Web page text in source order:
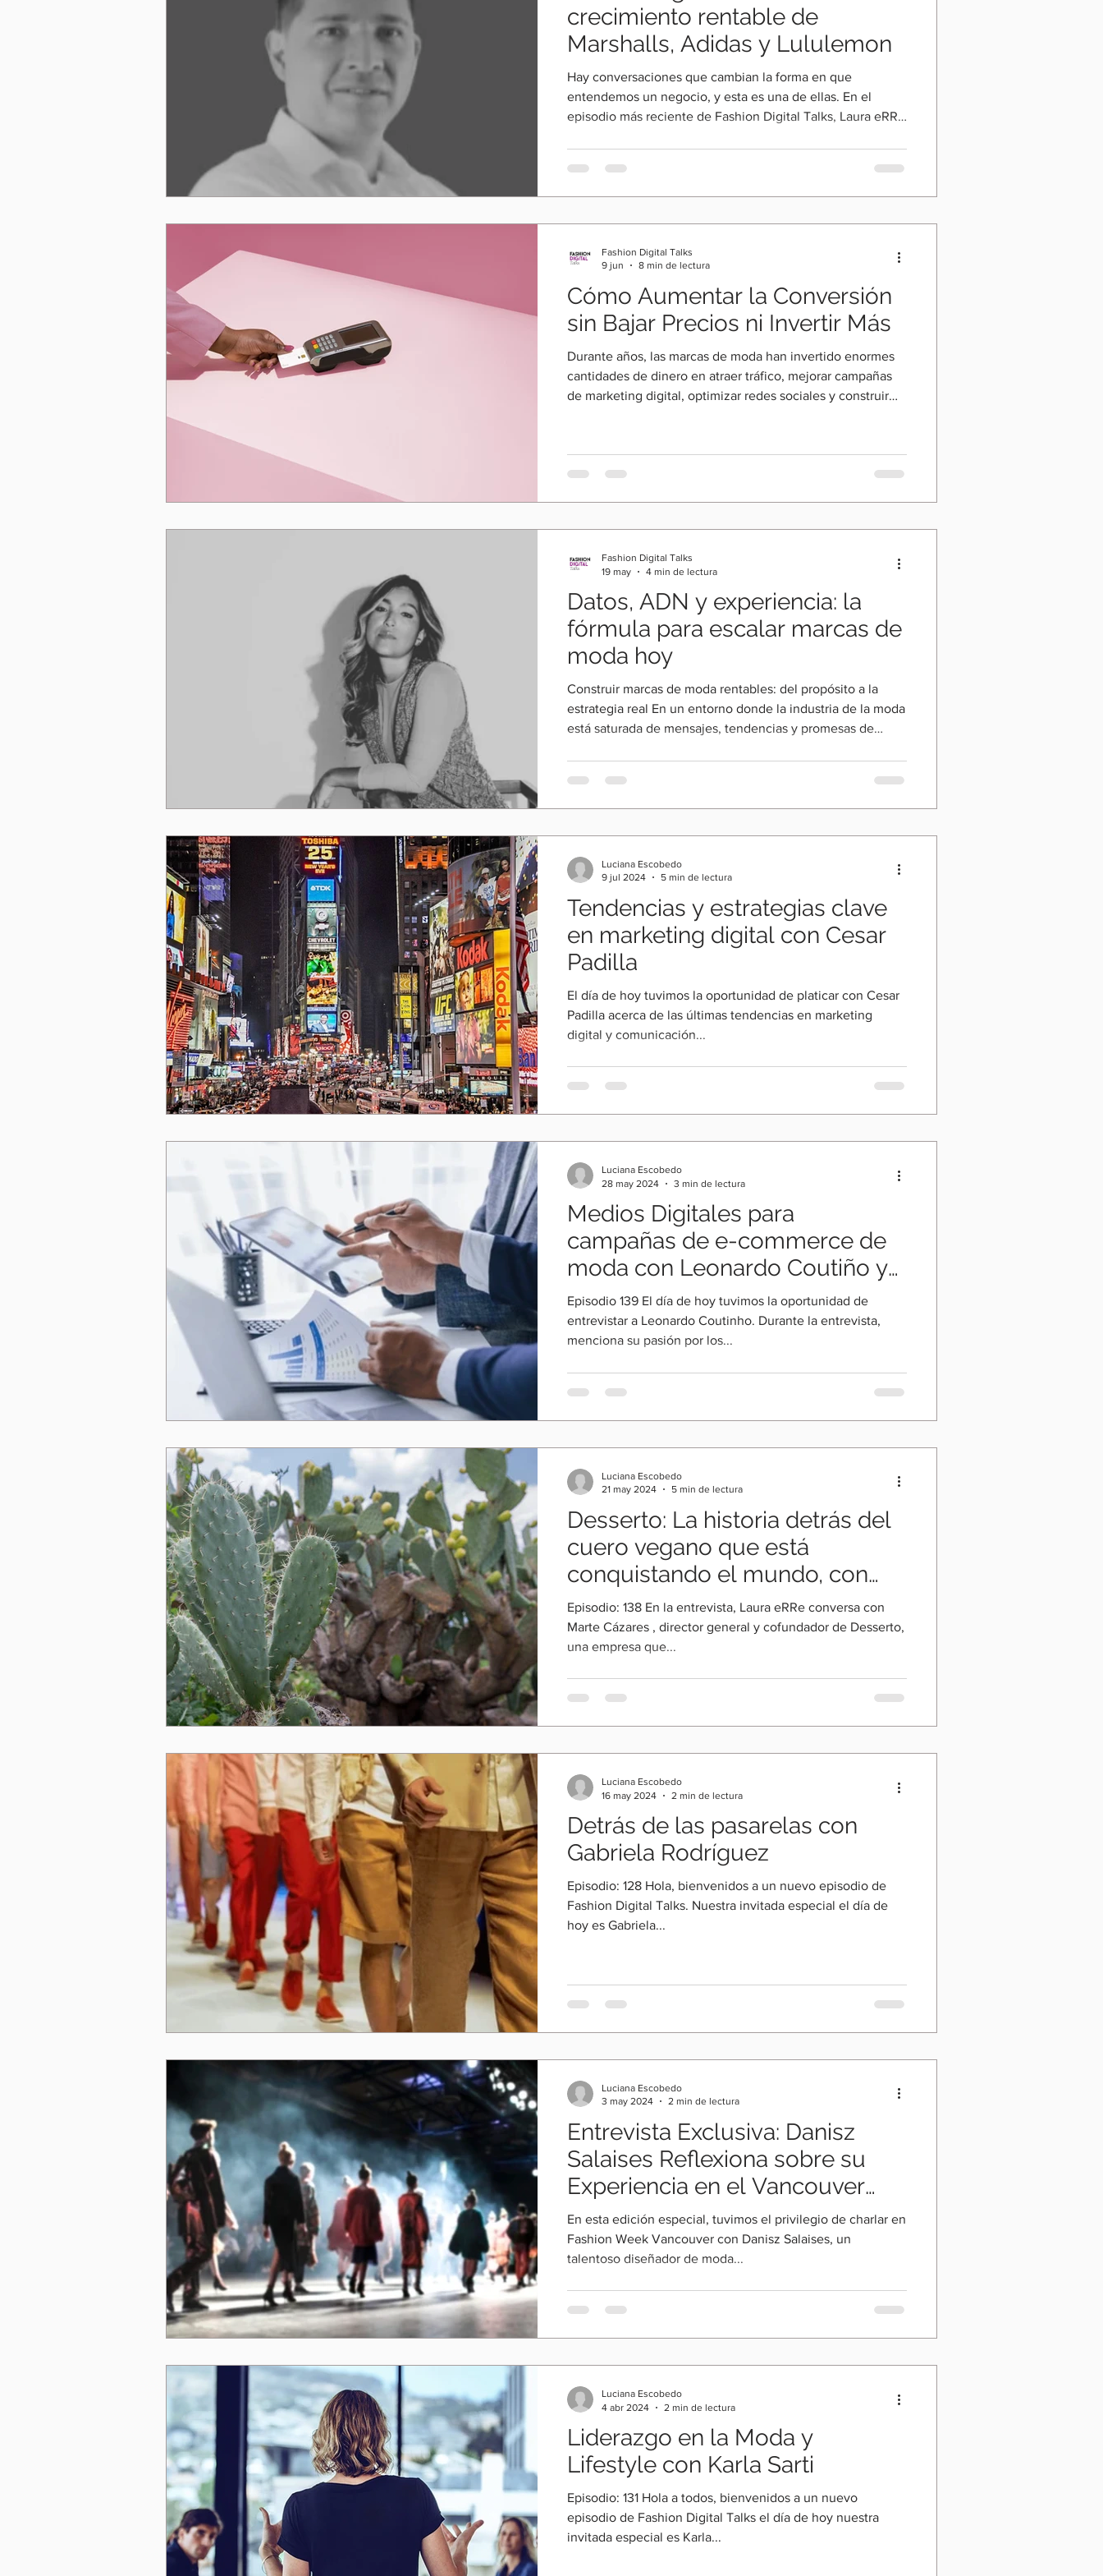
crecimiento rentable de
Marshalls, Adidas y Lululemon
Hay conversaciones que cambian la forma en que
entendemos un negocio, y esta es una de ellas. En el
episodio más reciente de Fashion Digital Talks, Laura eRRe
Latinoamérica, con más de 20 años construyendo
estrategias digitales para marcas como Adidas, Best Buy,
creciend
Cómo Aumentar la Conversión
sin Bajar Precios ni Invertir Más
Durante años, las marcas de moda han invertido enormes
cantidades de dinero en atraer tráfico, mejorar campañas
de marketing digital, optimizar redes sociales y construir
momento más importante: cuando el cliente está listo para
comprar. Ese fue uno de los temas centrales de la
Fashion Digital Talks
9 jun
8 min de lectura
Datos, ADN y experiencia: la
fórmula para escalar marcas de
moda hoy
Construir marcas de moda rentables: del propósito a la
estrategia real En un entorno donde la industria de la moda
está saturada de mensajes, tendencias y promesas de
engagement? En este episodio, Laura eRRe, nuestra host,
conversa con Laura Collard, experta en estrategia de
Fashion Digital Talks
19 may
4 min de lectura
Tendencias y estrategias clave
en marketing digital con Cesar
Padilla
El día de hoy tuvimos la oportunidad de platicar con Cesar
Padilla acerca de las últimas tendencias en marketing
digital y comunicación...
Luciana Escobedo
9 jul 2024
5 min de lectura
Medios Digitales para
campañas de e-commerce de
moda con Leonardo Coutiño y
Laura eRRe
Episodio 139 El día de hoy tuvimos la oportunidad de
entrevistar a Leonardo Coutinho. Durante la entrevista,
menciona su pasión por los...
Luciana Escobedo
28 may 2024
3 min de lectura
Desserto: La historia detrás del
cuero vegano que está
conquistando el mundo, con
Marte Cázares
Episodio: 138 En la entrevista, Laura eRRe conversa con
Marte Cázares , director general y cofundador de Desserto,
una empresa que...
Luciana Escobedo
21 may 2024
5 min de lectura
Detrás de las pasarelas con
Gabriela Rodríguez
Episodio: 128 Hola, bienvenidos a un nuevo episodio de
Fashion Digital Talks. Nuestra invitada especial el día de
hoy es Gabriela...
Luciana Escobedo
16 may 2024
2 min de lectura
Entrevista Exclusiva: Danisz
Salaises Reflexiona sobre su
Experiencia en el Vancouver
Fashion Week
En esta edición especial, tuvimos el privilegio de charlar en
Fashion Week Vancouver con Danisz Salaises, un
talentoso diseñador de moda...
Luciana Escobedo
3 may 2024
2 min de lectura
Liderazgo en la Moda y
Lifestyle con Karla Sarti
Episodio: 131 Hola a todos, bienvenidos a un nuevo
episodio de Fashion Digital Talks el día de hoy nuestra
invitada especial es Karla...
Luciana Escobedo
4 abr 2024
2 min de lectura